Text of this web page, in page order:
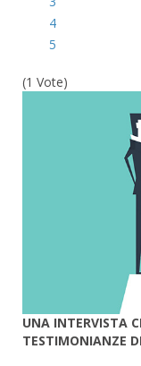
4
5
(1 Vote)
UNA INTERVISTA
TESTIMONIANZE